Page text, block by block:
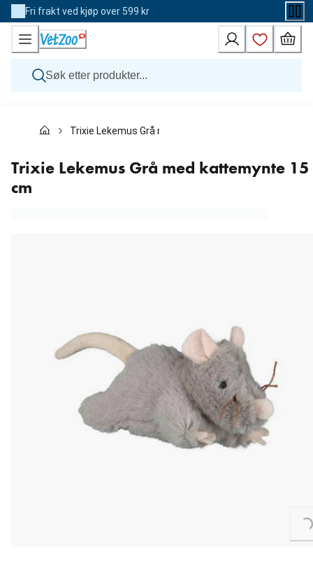
Skip
to
Content
Fri frakt ved kjøp over 599 kr
Katt
Andre dyr
Merker
Nyheter
Trixie Lekemus Grå med kattemynte 15 cm
Trixie Lekemus Grå med kattemynte 15
cm